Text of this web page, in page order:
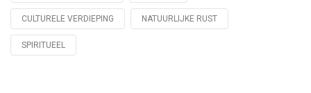
withCULTURELE VERDIEPING NATUURLIJKE RUST
SPIRITUEEL